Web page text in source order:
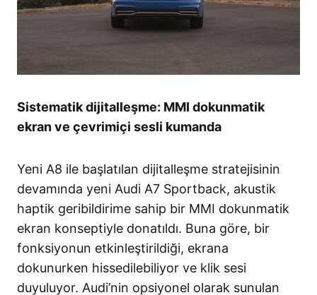
Sistematik dijitalleşme: MMI dokunmatik
ekran ve çevrimiçi sesli kumanda
Yeni A8 ile başlatılan dijitalleşme stratejisinin
devamında yeni Audi A7 Sportback, akustik
haptik geribildirime sahip bir MMI dokunmatik
ekran konseptiyle donatıldı. Buna göre, bir
fonksiyonun etkinleştirildiği, ekrana
dokunurken hissedilebiliyor ve klik sesi
duyuluyor. Audi’nin opsiyonel olarak sunulan